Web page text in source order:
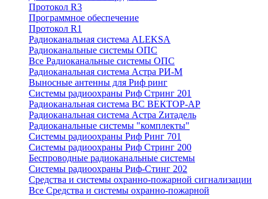
Протокол R3
Программное обеспечение
Протокол R1
Радиоканальная система ALEKSA
Радиоканальные системы ОПС
Все Радиоканальные системы ОПС
Радиоканальная система Астра РИ-М
Выносные антенны для Риф ринг
Системы радиоохраны Риф Стринг 201
Радиоканальная система ВС ВЕКТОР-АР
Радиоканальная система Астра Zитадель
Радиоканальные системы "комплекты"
Системы радиоохраны Риф Ринг 701
Системы радиоохраны Риф Стринг 200
Беспроводные радиоканальные системы
Системы радиоохраны Риф-Стинг 202
Средства и системы охранно-пожарной сигнализации
Все Средства и системы охранно-пожарной